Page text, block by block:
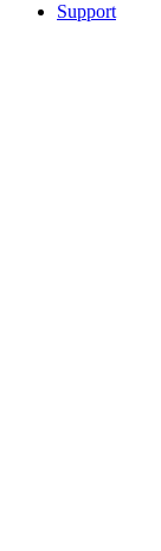
Support